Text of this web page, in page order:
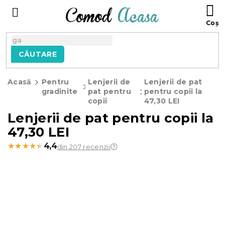
CĂUTARE
Acasă
Pentru
gradinite
Lenjerii de
pat pentru
copii
Lenjerii de pat
pentru copii la
47,30 LEI
Lenjerii de pat pentru copii la
47,30 LEI
★★★★★
★★★★★ 4,4din 207 recenzii